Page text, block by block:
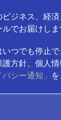
ジネス、経
でお届けしま
つでも停止
方針、個人
バシー通知」